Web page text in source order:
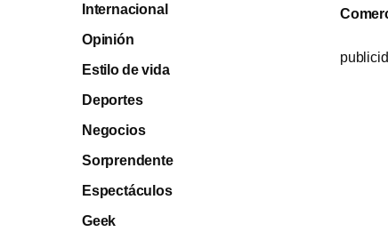
Internacional
Opinión
Estilo de vida
Deportes
Negocios
Sorprendente
Espectáculos
Geek